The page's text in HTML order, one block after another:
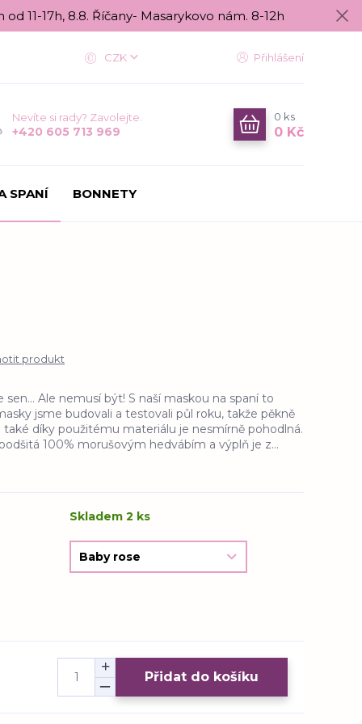
11-17h, 8.8. Říčany- Masarykovo nám. 8-12h
CZK Přihlášení
Nevíte si rady? Zavolejte.
+420 605 713 969
0 ks
0 Kč
SPANÍ BONNETY
produkt
Ale nemusí být! S naší maskou na spaní to
jsme budovali a testovali půl roku, takže pěkně
také díky použitému materiálu je nesmírně pohodlná.
100% morušovým hedvábím a výplň je z...
Skladem 2 ks
Přidat do košíku